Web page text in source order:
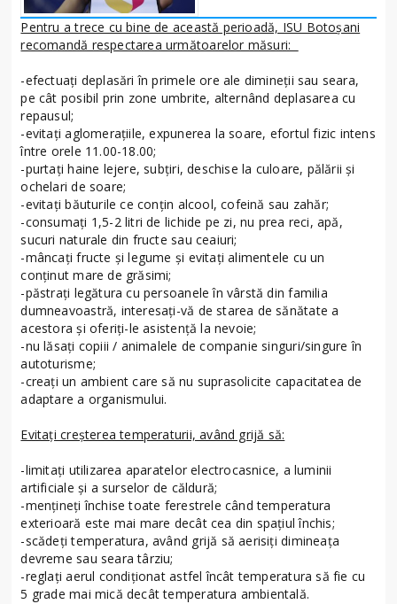
Pentru a trece cu bine de această perioadă, ISU Botoșani
recomandă respectarea următoarelor măsuri:
-efectuaţi deplasări în primele ore ale dimineţii sau seara,
pe cât posibil prin zone umbrite, alternând deplasarea cu
repausul;
-evitaţi aglomeraţiile, expunerea la soare, efortul fizic intens
între orele 11.00-18.00;
-purtaţi haine lejere, subţiri, deschise la culoare, pălării şi
ochelari de soare;
-evitaţi băuturile ce conţin alcool, cofeină sau zahăr;
-consumaţi 1,5-2 litri de lichide pe zi, nu prea reci, apă,
sucuri naturale din fructe sau ceaiuri;
-mâncaţi fructe şi legume şi evitaţi alimentele cu un
conţinut mare de grăsimi;
-păstraţi legătura cu persoanele în vârstă din familia
dumneavoastră, interesați-vă de starea de sănătate a
acestora şi oferiţi-le asistenţă la nevoie;
-nu lăsaţi copiii / animalele de companie singuri/singure în
autoturisme;
-creaţi un ambient care să nu suprasolicite capacitatea de
adaptare a organismului.
Evitaţi creşterea temperaturii, având grijă să:
-limitaţi utilizarea aparatelor electrocasnice, a luminii
artificiale şi a surselor de căldură;
-menţineţi închise toate ferestrele când temperatura
exterioară este mai mare decât cea din spaţiul închis;
-scădeţi temperatura, având grijă să aerisiţi dimineaţa
devreme sau seara târziu;
-reglaţi aerul condiţionat astfel încât temperatura să fie cu
5 grade mai mică decât temperatura ambientală.